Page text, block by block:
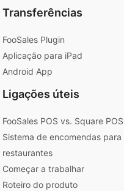
Transferências
FooSales Plugin
Aplicação para iPad
Android App
Ligações úteis
FooSales POS vs. Square POS
Sistema de encomendas para
restaurantes
Começar a trabalhar
Roteiro do produto